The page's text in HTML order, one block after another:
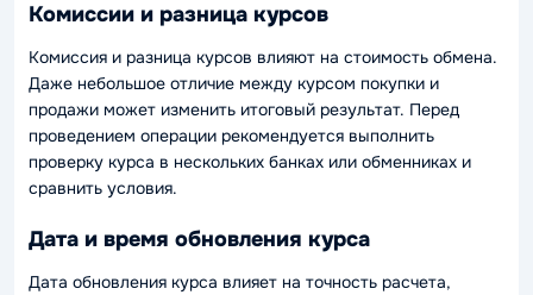
Комиссии и разница курсов
Комиссия и разница курсов влияют на стоимость обмена.
Даже небольшое отличие между курсом покупки и
продажи может изменить итоговый результат. Перед
проведением операции рекомендуется выполнить
проверку курса в нескольких банках или обменниках и
сравнить условия.
Дата и время обновления курса
Дата обновления курса влияет на точность расчета,